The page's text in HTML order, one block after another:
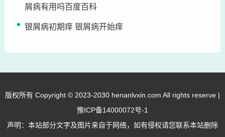
屑病有用吗百度百科
银屑病初期痒 银屑病开始痒
版权所有 Copyright © 2023-2030 henanlvxin.com All rights reserve |
豫ICP备14000072号-1
声明：本站部分文字及图片来自于网络，如有侵权请您联系本站删除